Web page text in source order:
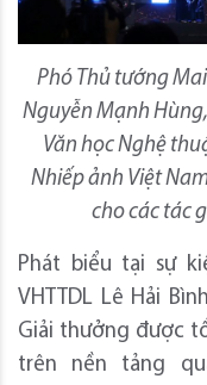
Phó Thủ tướng
Nguyễn Mạnh
Văn học Nghệ
Nhiếp ảnh Việt
cho các tác
Phát biểu tại sự
VHTTDL Lê Hải
Giải thưởng được
trên nền tảng